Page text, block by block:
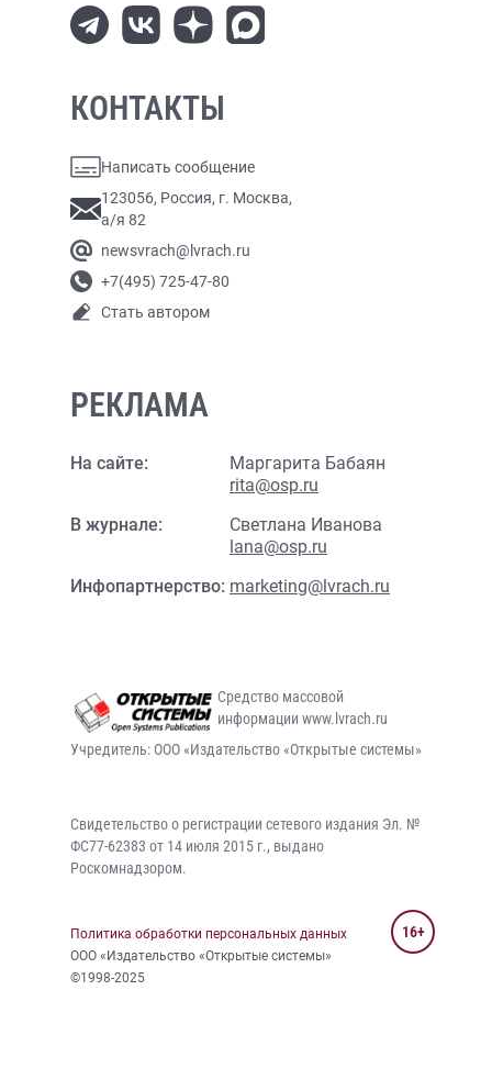
КОНТАКТЫ
Написать сообщение
123056, Россия, г. Москва,
а/я 82
newsvrach@lvrach.ru
+7(495) 725-47-80
Стать автором
РЕКЛАМА
На сайте:
Маргарита Бабаян
rita@osp.ru
В журнале:
Светлана Иванова
lana@osp.ru
Инфопартнерство: marketing@lvrach.ru
Средство массовой
информации www.lvrach.ru
Учредитель: ООО «Издательство «Открытые системы»
Свидетельство о регистрации сетевого издания Эл. №
ФС77-62383 от 14 июля 2015 г., выдано
Роскомнадзором.
Политика обработки персональных данных
ООО «Издательство «Открытые системы»
©1998-2025
16+